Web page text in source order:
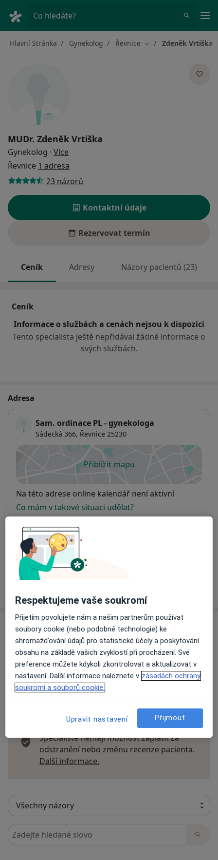
Co hledáte?
Hlavní Stránka Gynekolog Řevnice Změna města
Zdeněk Vrtiška
MUDr. Zdeněk Vrtiška
Gynekolog · Více
Řevnice 1 adresa
23 názorů
Kontaktní údaje
Rezervovat termín
Ceník Adresy Názory pacientů (23)
Ceník
Informace o službách a cenách nejsou k dispozici
Tento specialista ještě nepřidával žádné informace o
svých službách.
Adresa
Sam. ordinace PL - gynekologa
Sádecká 366, Řevnice 25230
Přiblížit mapuse otevře v nové záložce
Dostupnost
Na této adrese online kalendář není aktivní
Co mám v takové situaci udělat?
Způsoby platby (soukromé návštěvy)
Na teto adrese lékař přijímá pacienty na pojišťovnu
Detaily
Názory
Přidejte svůj názor
23 názorů
Recenze pacientů jsou pro nás důležité.
Specialisté nemají možnost zaplatit za
odstranění nebo změnu recenze pacienta.
Další informace.
Hledejte v názorech
Respektujeme vaše soukromí
Přijetím povolujete nám a našim partnerům používat
soubory cookie (nebo podobné technologie) ke
shromažďování údajů pro statistické účely a poskytování
obsahu na základě vašich zvyklostí při procházení. Své
preference můžete kdykoli zkontrolovat a aktualizovat v
nastavení. Další informace naleznete v zásadách ochrany
soukromí a souborů cookie.
Upravit nastavení Přijmout